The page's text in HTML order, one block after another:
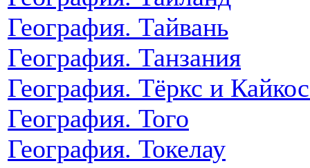
География. Тайвань
География. Танзания
География. Тёркс и
География. Того
География. Токелау